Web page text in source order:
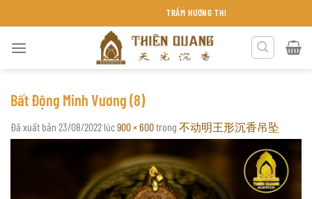
đến
TRẦM HƯƠNG THIÊN QUANG KHÁNH HÒA
Bất Động Minh Vương (8)
Đã xuất bản 23/08/2022 lúc900 × 600trong 不动明王形沉香吊坠